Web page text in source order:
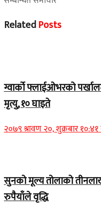
RelatedPosts
ग्वार्को फ्लाईओभरको
मृत्यु, १० घाइते
२०७९ श्रावण २०, शुक्रबार
सुनको मूल्य तोलाको
रुपैयाँले वृद्धि